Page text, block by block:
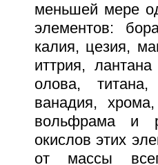
меньшей мере
элементов:
калия, цезия,
иттрия,
олова,
ванадия,
вольфрама и
окислов этих
от массы